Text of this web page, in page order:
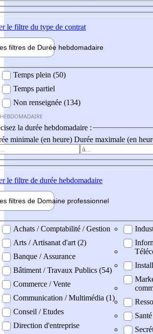
le filtre du type de contrat
filtres de Durée hebdomadaire
Temps plein (50)
Temps partiel
Non renseignée (134)
la durée hebdomadaire :
minimale (en heure) Durée maximale (en
le filtre de durée hebdomadaire
filtres de Domaine professionnel
professionel
Achats / Comptabilité / Gestion
Arts / Artisanat d'art (2)
Banque / Assurance
Bâtiment / Travaux Publics (54)
Commerce / Vente
Communication / Multimédia (1)
Conseil / Etudes
Direction d'entreprise
Santé